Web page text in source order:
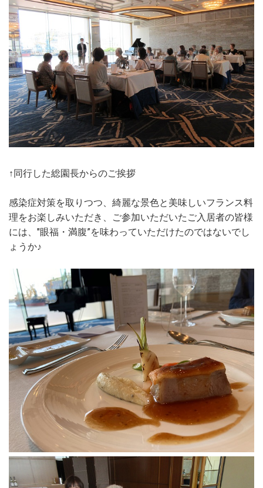
↑同行した総園長からのご挨拶
感染症対策を取りつつ、綺麗な景色と美味しいフランス料
理をお楽しみいただき、ご参加いただいたご入居者の皆様
には、"眼福・満腹”を味わっていただけたのではないでし
ょうか♪